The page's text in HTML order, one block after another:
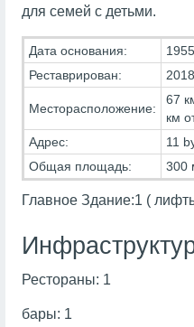
для семей с детьми.
Дата основания:
1955
Реставрирован:
Месторасположение:
67
км
Адрес:
11
Общая площадь:
300
Главное Здание:1 (
Рестораны: 1
бары: 1